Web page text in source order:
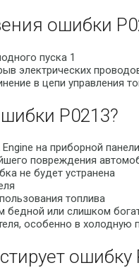
ошибки
пуска 1
электрических
в цепи управления
P0213?
на приборной
повреждения
не будет устранена
топлива
бедной или слишком
особенно в холодную
ошибку